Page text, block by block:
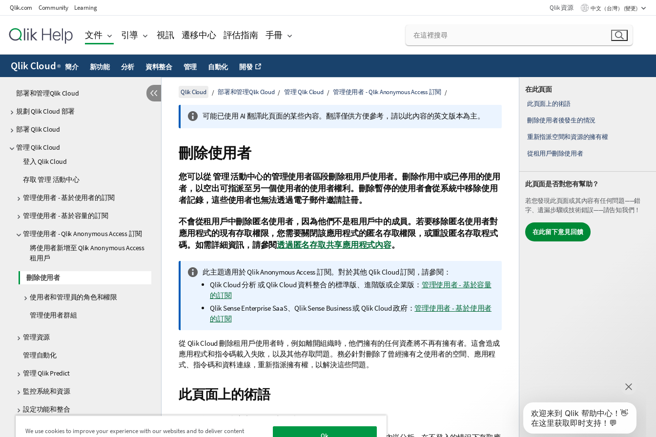
Qlik.com Community Learning Qlik 資源 中文（台灣） (變更)
文件 引導 視訊 遷移中心 評估指南 手冊
Qlik Cloud ® 簡介 新功能 分析 資料整合 管理 自動化 開發
部署和管理Qlik Cloud
規劃 Qlik Cloud 部署
部署 Qlik Cloud
管理 Qlik Cloud
登入 Qlik Cloud
存取 管理 活動中心
管理使用者 - 基於使用者的訂閱
管理使用者 - 基於容量的訂閱
管理使用者 - Qlik Anonymous Access 訂閱
將使用者新增至 Qlik Anonymous Access
租用戶
刪除使用者
使用者和管理員的角色和權限
管理使用者群組
管理資源
管理自動化
管理 Qlik Predict
監控系統和資源
設定功能和整合
管理資料控管和傳輸
在此頁面
此頁面上的術語
刪除使用者後發生的情況
重新指派空間和資源的擁有權
從租用戶刪除使用者
此頁面是否對您有幫助？
若您發現此頁面或其內容有任何問題——錯
字、遺漏步驟或技術錯誤——請告知我們！
在此留下意見回饋
Qlik Cloud 部署和管理Qlik Cloud 管理 Qlik Cloud 管理使用者 - Qlik Anonymous Access 訂閱
可能已使用 AI 翻譯此頁面的某些內容。翻譯僅供方便參考，請以此內容的英文版本為主。
刪除使用者
您可以從管理活動中心的管理使用者區段刪除租用戶使用者。刪除作用中或已停用的使用
者，以空出可指派至另一個使用者的使用者權利。刪除暫停的使用者會從系統中移除使用
者記錄，這些使用者也無法透過電子郵件邀請註冊。
不會從租用戶中刪除匿名使用者，因為他們不是租用戶中的成員。若要移除匿名使用者對
應用程式的現有存取權限，您需要關閉該應用程式的匿名存取權限，或重設匿名存取程式
碼。如需詳細資訊，請參閱透過匿名存取共享應用程式內容。
資
訊
此主題適用於Qlik Anonymous Access訂閱。對於其他Qlik Cloud訂閱，請參閱：
Qlik Cloud 分析或Qlik Cloud 資料整合 的標準版、進階版或企業版： 管理使用者 - 基於容量
的訂閱
Qlik Sense Enterprise SaaS、Qlik Sense Business或Qlik Cloud 政府：管理使用者 - 基於使用者
的訂閱
從 Qlik Cloud 刪除租用戶使用者時，例如離開組織時，他們擁有的任何資產將不再有擁有者。這會造成
應用程式和指令碼載入失敗，以及其他存取問題。務必針對刪除了曾經擁有之使用者的空間、應用程
式、指令碼和資料連線，重新指派擁有權，以解決這些問題。
此頁面上的術語
有關匿名存取的內容中使用了以下術語：
We use cookies to improve your experience with our websites and to deliver content